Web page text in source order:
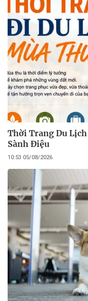
Thời Trang Du
Sành Điệu
10:53 05/08/2026